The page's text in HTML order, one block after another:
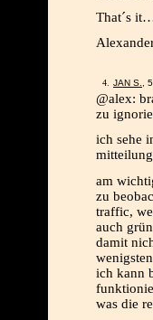
That´s
JAN S.,
@alex:
zu
ich sehe
am
zu
traffic,
auch
damit
ich kann
was die